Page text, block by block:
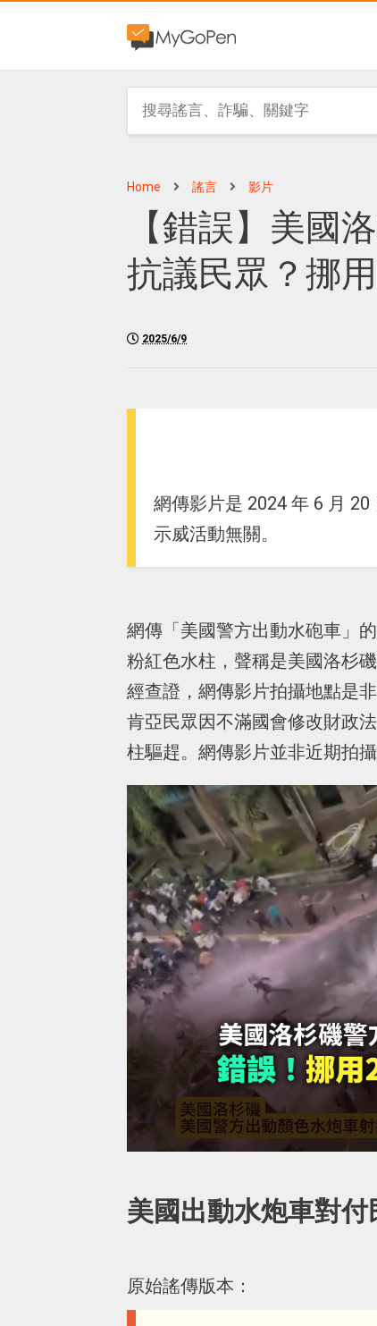
Home 謠言 影片
【錯誤】美國
抗議民眾？挪
2025/6/9
網傳影片是 2024 年 6 月
示威活動無關。
網傳「美國警方出動水砲車」
粉紅色水柱，聲稱是美國洛杉
經查證，網傳影片拍攝地點是
肯亞民眾因不滿國會修改財政
柱驅趕。網傳影片並非近期拍
美國出動水炮車對付
原始謠傳版本：